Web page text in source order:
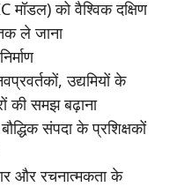
मॉडल) को वैश्विक दक्षिण
ले जाना
उद्यमियों के
की समझ बढ़ाना
संपदा के प्रशिक्षकों
और रचनात्मकता के